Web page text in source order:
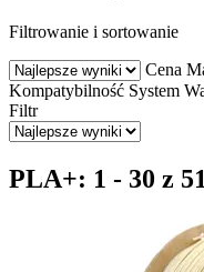
Filtrowanie i sortowanie
Cena
Kompatybilność System
Filtr
PLA+: 1 - 30 z